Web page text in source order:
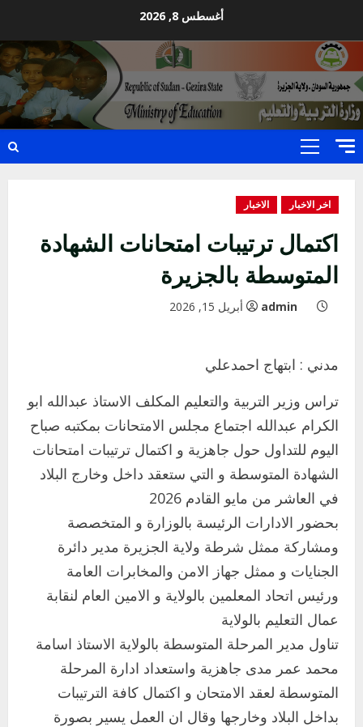
content
أغسطس 8, 2026
Primary
اخر الاخبار الاخبار
اكتمال ترتيبات امتحانات الشهادة
المتوسطة بالجزيرة
admin أبريل 15, 2026
مدني : ابتهاج احمدعلي
تراس وزير التربية والتعليم المكلف الاستاذ عبدالله ابو
الكرام عبدالله اجتماع مجلس الامتحانات بمكتبه صباح
اليوم للتداول حول جاهزية و اكتمال ترتيبات امتحانات
الشهادة المتوسطة و التي ستعقد داخل وخارج البلاد
في العاشر من مايو القادم 2026
بحضور الادارات الرئيسة بالوزارة و المتخصصة
ومشاركة ممثل شرطة ولاية الجزيرة مدير دائرة
الجنايات و ممثل جهاز الامن والمخابرات العامة
ورئيس اتحاد المعلمين بالولاية و الامين العام لنقابة
عمال التعليم بالولاية
تناول مدير المرحلة المتوسطة بالولاية الاستاذ اسامة
محمد عمر مدى جاهزية واستعداد ادارة المرحلة
المتوسطة لعقد الامتحان و اكتمال كافة الترتيبات
بداخل البلاد وخارجها وقال ان العمل يسير بصورة